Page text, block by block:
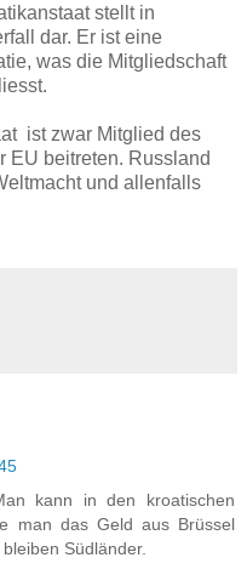
stellt in
dar. Er ist eine
was die Mitgliedschaft
ist zwar Mitglied des
EU beitreten. Russland
und allenfalls
kann in den kroatischen
man das Geld aus Brüssel
Südländer.